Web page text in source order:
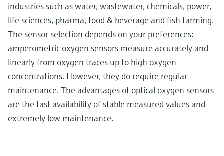
industries such as water, wastewater, chemicals, power,
life sciences, pharma, food & beverage and fish farming.
The sensor selection depends on your preferences:
amperometric oxygen sensors measure accurately and
linearly from oxygen traces up to high oxygen
concentrations. However, they do require regular
maintenance. The advantages of optical oxygen sensors
are the fast availability of stable measured values and
extremely low maintenance.